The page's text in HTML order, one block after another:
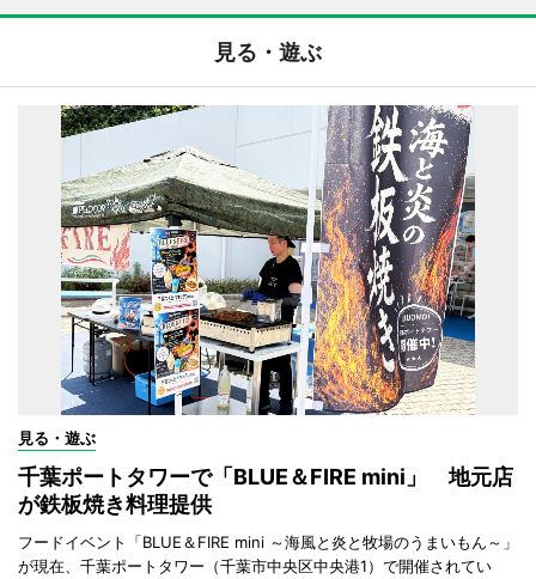
見る・遊ぶ
見る・遊ぶ
千葉ポートタワーで「BLUE＆FIRE mini」 地元店
が鉄板焼き料理提供
フードイベント「BLUE＆FIRE mini ～海風と炎と牧場のうまいもん～」
が現在、千葉ポートタワー（千葉市中央区中央港1）で開催されてい